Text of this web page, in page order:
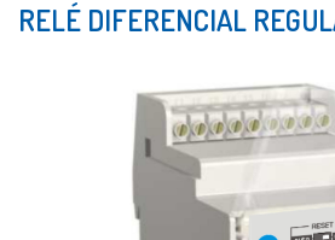
RELÉ DIFERENCIAL